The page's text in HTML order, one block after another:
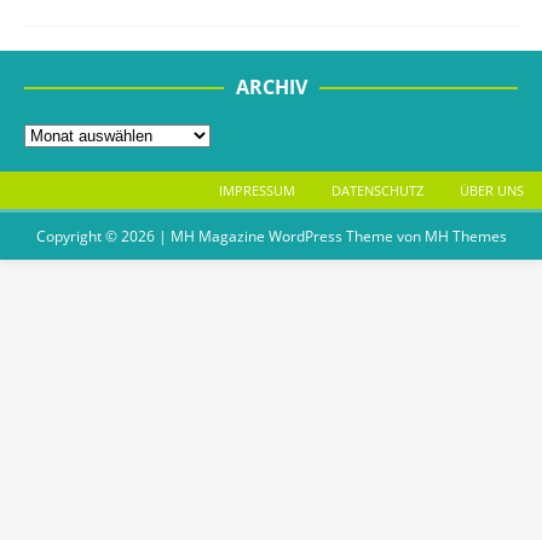
ARCHIV
IMPRESSUM DATENSCHUTZ ÜBER UNS
Copyright © 2026 | MH Magazine WordPress Theme von MH Themes